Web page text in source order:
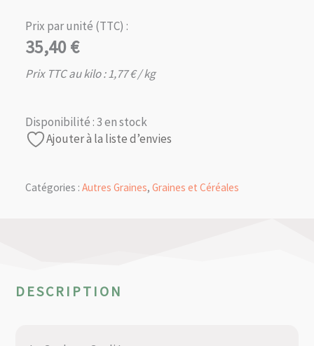
Prix par unité (TTC) :
35,40€
Prix TTC au kilo :1,77€/ kg
Disponibilité :3 en stock
Ajouter à la liste d’envies
Catégories : Autres Graines, Graines et Céréales
DESCRIPTION